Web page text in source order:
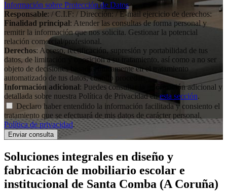
Información sobre Protección de Datos
Responsable: / C.I.F: / Dirección: / E-mail ejercicio de derechos:
Finalidad principal: Atender las consultas de forma personal y
remitir la información que nos solicita. Gestionar la potencial
relación comercial/profesional.
Derechos: Acceso, rectificación, supresión y portabilidad de tus
datos, de limitación y oposición a su tratamiento, así como a no ser
objeto de decisiones basadas únicamente en el tratamiento
automatizado de tus datos, cuando procedan.
Información adicional: Puedes consultar la información adicional y
detallada sobre nuestra Política de Privacidad enesta sección.
Declaro haber entendido la información facilitada y consiento el
tratamiento que se efectuará de mis datos de carácter personal.
Política de privacidad.
Soluciones integrales en diseño y
fabricación de mobiliario escolar e
institucional de Santa Comba (A Coruña)